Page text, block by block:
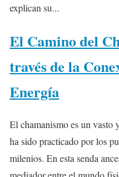
explican su...
El Camino del
través de la
Energía
El chamanismo es un vasto
ha sido practicado por los
milenios. En esta senda